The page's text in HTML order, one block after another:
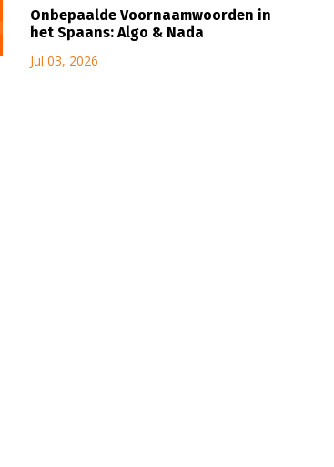
Onbepaalde Voornaamwoorden in
het Spaans: Algo & Nada
Jul 03, 2026